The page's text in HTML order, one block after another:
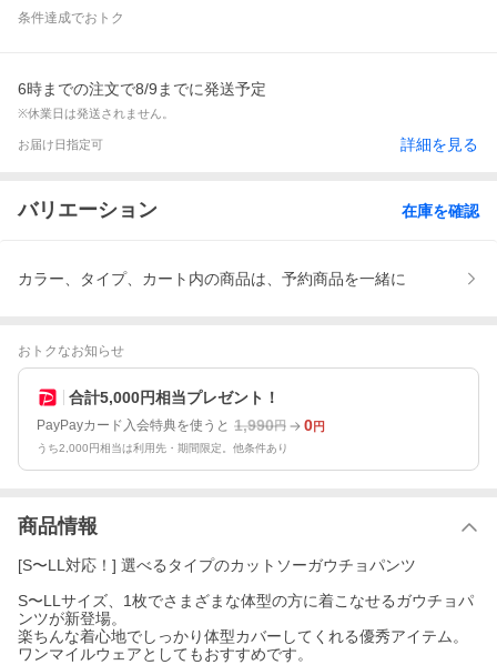
条件達成でおトク
6時までの注文で8/9までに発送予定
※休業日は発送されません。
お届け日指定可 詳細を見る
バリエーション 在庫を確認
カラー、タイプ、カート内の商品は、予約商品を一緒に
おトクなお知らせ
合計5,000円相当プレゼント！
PayPayカード入会特典を使うと 1,990円 0円
うち2,000円相当は利用先・期間限定。他条件あり
商品情報
[S〜LL対応！] 選べるタイプのカットソーガウチョパンツ
S〜LLサイズ、1枚でさまざまな体型の方に着こなせるガウチョパ
ンツが新登場。
楽ちんな着心地でしっかり体型カバーしてくれる優秀アイテム。
ワンマイルウェアとしてもおすすめです。